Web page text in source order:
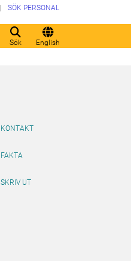
Sök English
SÖK PERSONAL
KONTAKT
FAKTA
SKRIV UT